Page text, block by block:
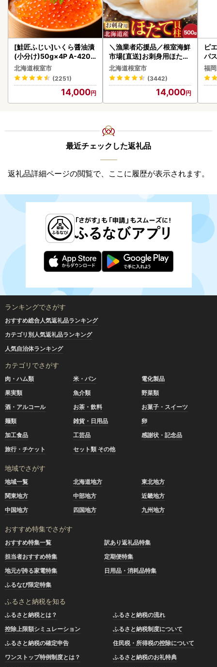
[鮭匠ふじい]いくら醤油漬
(小分け)50g×4P A-4209
5
北海道根室市
(2251)
14,000
＼漁業者応援品／根室海鮮
市場[直送]お刺身用ほたて
貝柱500g A-28002
北海道根室市
(3442)
14,000
ピ
パ
福
最近チェックした返礼品
返礼品詳細ページの閲覧で、ここに履歴が表示されます。
ランキングでさがす
おすすめ総合人気返礼品ランキング
カテゴリ別人気返礼品ランキング
人気自治体ランキング
カテゴリでさがす
肉・ハム類 米・パン
電化製品
果実類
魚介類
野菜類
酒・アルコール
お茶・飲料
お菓子・スイーツ
麺類
雑貨・日用品
卵
加工食品
工芸品
感謝状・記念品
旅行・チケット
セット類 その他
地域でさがす
地域一覧 北海道地方
東北地方
関東地方
中部地方
近畿地方
中国地方
四国地方 九州地方
おすすめ特集でさがす
おすすめ特集一覧
訳あり返礼品特集
担当者おすすめ特集
定期便特集
地元が誇る家電特集
日用品・消耗品特集
ふるなび限定特集
ふるさと納税を知る
ふるさと納税とは？
ふるさと納税の流れ
控除上限額シミュレーション
ふるさと納税制度について
ふるさと納税の確定申告
住民税・所得税の控除について
ワンストップ特例制度とは？
ふるさと納税のお礼特典